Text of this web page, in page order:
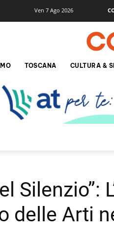
Ven 7 Ago 2026
TOSCANA CULTURA &
Silenzio”:
delle Arti